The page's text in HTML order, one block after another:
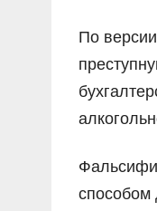
По
способом